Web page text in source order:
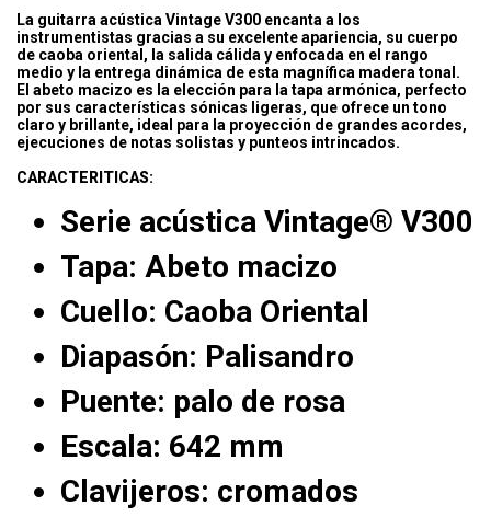
La guitarra acústica Vintage V300 encanta a los
instrumentistas gracias a su excelente apariencia, su cuerpo
de caoba oriental, la salida cálida y enfocada en el rango
medio y la entrega dinámica de esta magnífica madera tonal.
El abeto macizo es la elección para la tapa armónica, perfecto
por sus características sónicas ligeras, que ofrece un tono
claro y brillante, ideal para la proyección de grandes acordes,
ejecuciones de notas solistas y punteos intrincados.
CARACTERITICAS:
Serie acústica Vintage® V300
Tapa: Abeto macizo
Cuello: Caoba Oriental
Diapasón: Palisandro
Puente: palo de rosa
Escala: 642 mm
Clavijeros: cromados